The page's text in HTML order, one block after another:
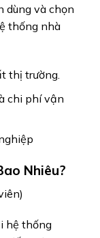
dùng và chọn
thống nhà
thị trường.
chi phí vận
Nhiêu?
hệ thống